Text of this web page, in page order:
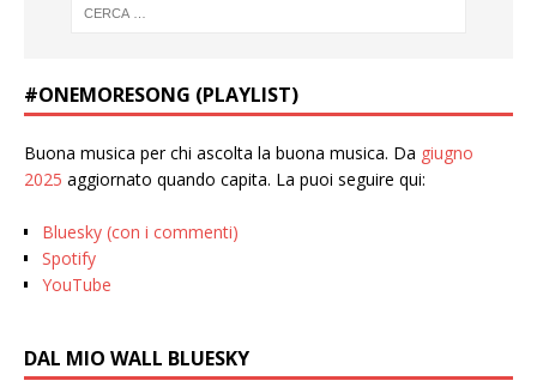
#ONEMORESONG (PLAYLIST)
Buona musica per chi ascolta la buona musica. Da giugno
2025 aggiornato quando capita. La puoi seguire qui:
Bluesky (con i commenti)
Spotify
YouTube
DAL MIO WALL BLUESKY